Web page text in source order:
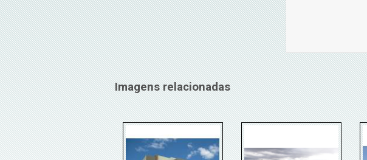
Imagens relacionadas